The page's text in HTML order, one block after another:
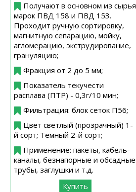
Получают в основном из сырья
марок ПВД 158 и ПВД 153.
Проходит ручную сортировку,
магнитную сепарацию, мойку,
агломерацию, экструдирование,
грануляцию;
Фракция от 2 до 5 мм;
Показатель текучести
расплава (ПТР) - 0,3г/10 мин;
Фильтрация: блок сеток П56;
Цвет светлый (прозрачный) 1-
й сорт; Темный 2-й сорт;
Применение: пакеты, кабель-
каналы, безнапорные и обсадные
трубы, заглушки и т.д.
Купить